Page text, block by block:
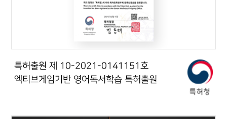
특허출원 제 10-2021-0141151호
엑티브게임기반 영어독서학습 특허출원